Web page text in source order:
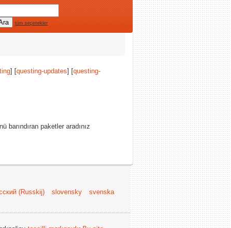
tüm seçenekler
] [questing-updates] [questing-
barındıran paketler aradınız
(Russkij) slovensky
svenska